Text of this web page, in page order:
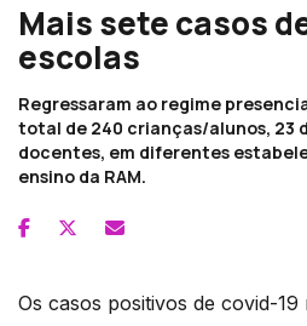
Mais sete casos
escolas
Regressaram ao regime
total de 240 crianças/alunos, 23
docentes, em diferentes
ensino da RAM.
Os casos positivos de covid-